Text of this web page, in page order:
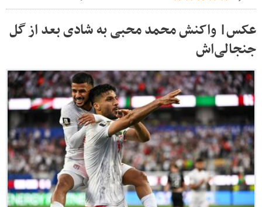
عکس| واکنش محمد محبی به شادی بعد از گل
جنجالی‌اش